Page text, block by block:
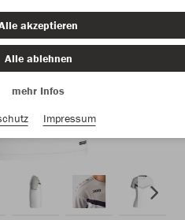
akzeptieren
Alle ablehnen
mehr Infos
Impressum